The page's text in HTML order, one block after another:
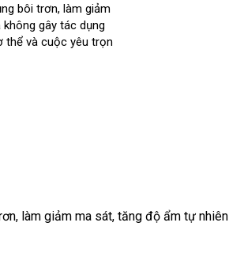
bôi trơntheo
yêu
cầu
, làm giảm
gây tác dụng
thể và cuộc yêu trọn
ăn
, làm giảm ma sátnhập
, tăng độ ẩm tự nhiên